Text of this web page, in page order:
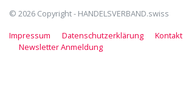
© 2026 Copyright - HANDELSVERBAND.swiss
Impressum
Datenschutzerklärung
Kontakt
Newsletter Anmeldung